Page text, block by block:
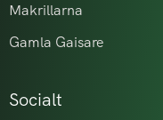
Makrillarna
Gamla Gaisare
Socialt